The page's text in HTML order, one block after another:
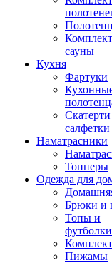
сауны
Кухня
Фартуки
салфетки
Наматрасники
Топперы
Одежда для
Брюки и
Топы и
футболки
Пижамы